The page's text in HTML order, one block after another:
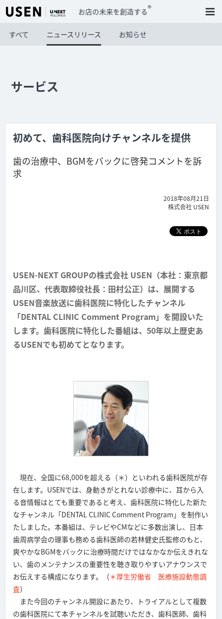
お店の未来を創造する®
すべて ニュースリリース お知らせ
サービス
初めて、歯科医院向けチャンネルを提供
歯の治療中、BGMをバックに啓発コメントを訴
求
2018年08月21日
株式会社 USEN
USEN-NEXT GROUPの株式会社 USEN（本社：東京都
品川区、代表取締役社長：田村公正）は、展開する
USEN音楽放送に歯科医院に特化したチャンネル
「DENTAL CLINIC Comment Program」を開設いた
します。歯科医院に特化した番組は、50年以上歴史あ
るUSENでも初めてとなります。
現在、全国に68,000を超える（＊）といわれる歯科医院が存
在します。USENでは、身動きがとれない診療中に、耳から入
る音情報はとても重要であると考え、歯科医院に特化した新た
なチャンネル「DENTAL CLINIC Comment Program」を制作い
たしました。本番組は、テレビやCMなどに多数出演し、日本
歯周病学会の理事も務める歯科医師の若林健史氏監修のもと、
爽やかなBGMをバックに治療時間だけではなかなか伝えきれな
い、歯のメンテナンスの重要性を聴き取りやすいアナウンスで
お伝えする構成になります。（＊厚生労働省 医療施設動態調
査）
また今回のチャンネル開設にあたり、トライアルとして複数
の歯科医院にて本チャンネルを試聴いただき、歯科医師、歯科